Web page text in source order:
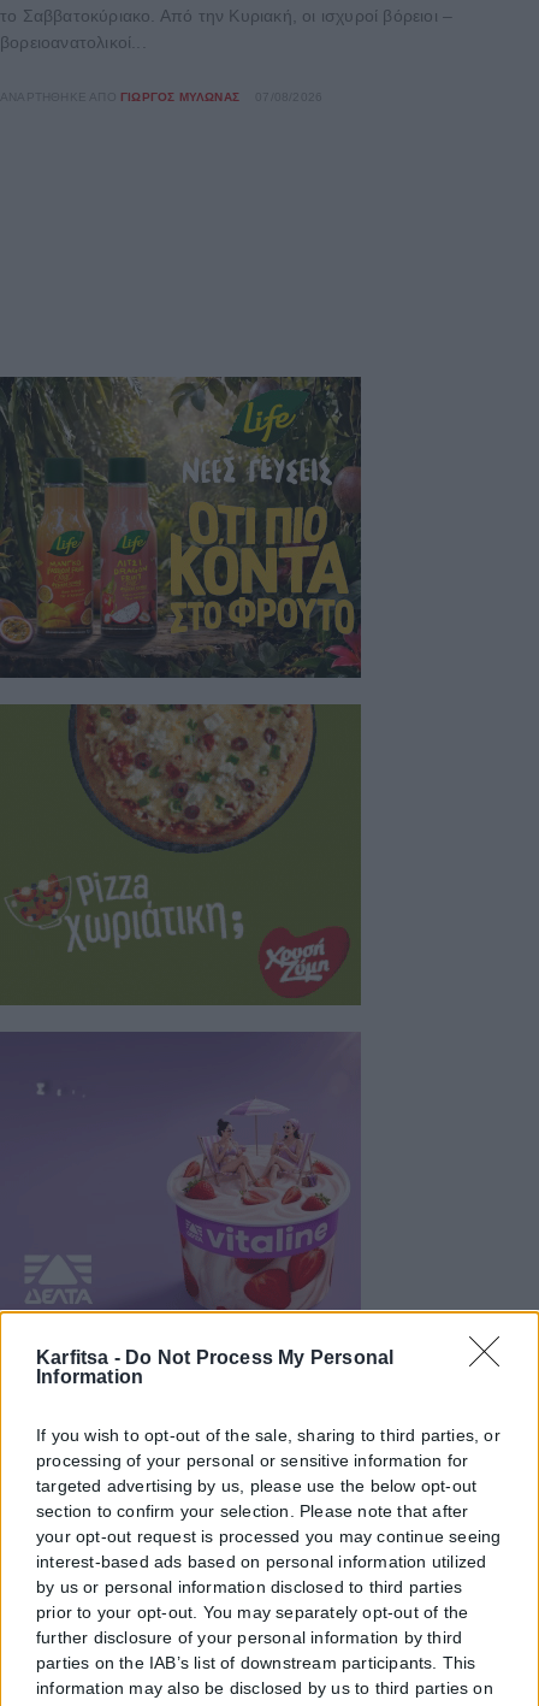
Karfitsa - Do Not Process My Personal
Information
If you wish to opt-out of the sale, sharing to third parties, or
processing of your personal or sensitive information for
targeted advertising by us, please use the below opt-out
section to confirm your selection. Please note that after
your opt-out request is processed you may continue seeing
interest-based ads based on personal information utilized
by us or personal information disclosed to third parties
prior to your opt-out. You may separately opt-out of the
further disclosure of your personal information by third
parties on the IAB’s list of downstream participants. This
information may also be disclosed by us to third parties on
το Σαββατοκύριακο. Από την Κυριακή, οι ισχυροί βόρειοι –
βορειοανατολικοί...
ΑΝΑΡΤΉΘΗΚΕ ΑΠΌ ΓΙΏΡΓΟΣ ΜΥΛΩΝΆΣ